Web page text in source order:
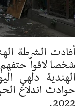
‌شخصا لاقوا
الهندية دلهي
حوادث اندلاع